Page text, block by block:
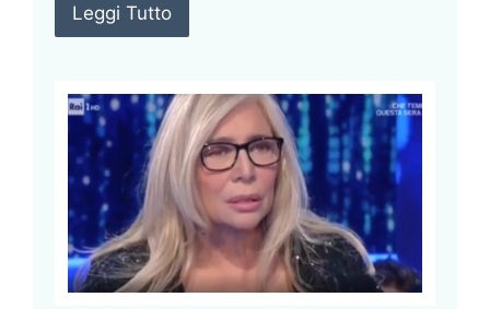
Leggi Tutto